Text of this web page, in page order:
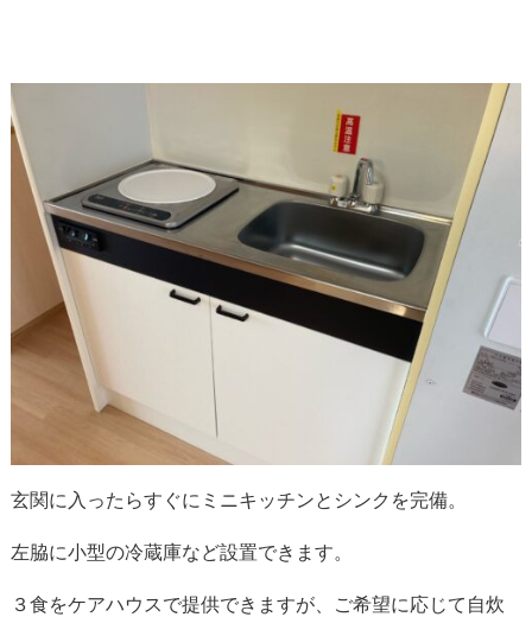
玄関に入ったらすぐにミニキッチンとシンクを完備。
左脇に小型の冷蔵庫など設置できます。
３食をケアハウスで提供できますが、ご希望に応じて自炊